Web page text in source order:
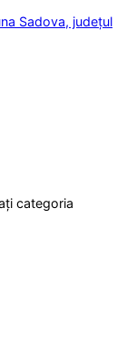
Sadova, județul
categoria